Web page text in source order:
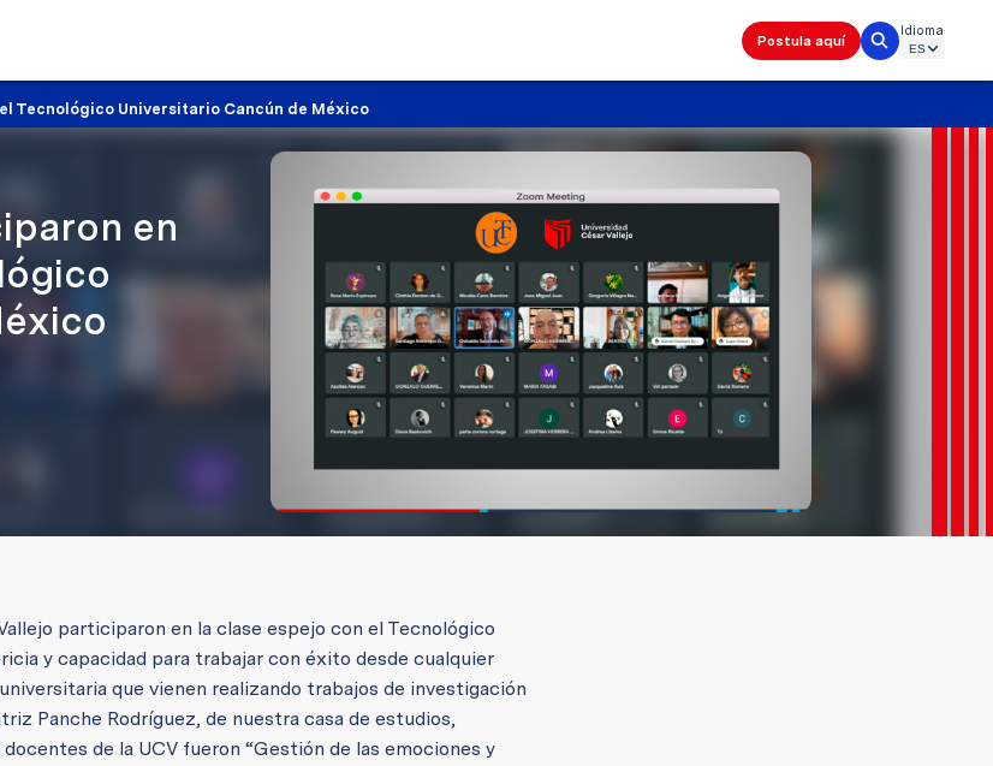
Postula aquí
Idioma
Tecnológico Universitario Cancún de México
en
participaron en la clase espejo con el Tecnológico
y capacidad para trabajar con éxito desde cualquier
que vienen realizando trabajos de investigación
Panche Rodríguez, de nuestra casa de estudios,
de la UCV fueron “Gestión de las emociones y